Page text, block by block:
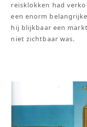
reisklokken had
een enorm
hij blijkbaar een
niet zichtbaar was.